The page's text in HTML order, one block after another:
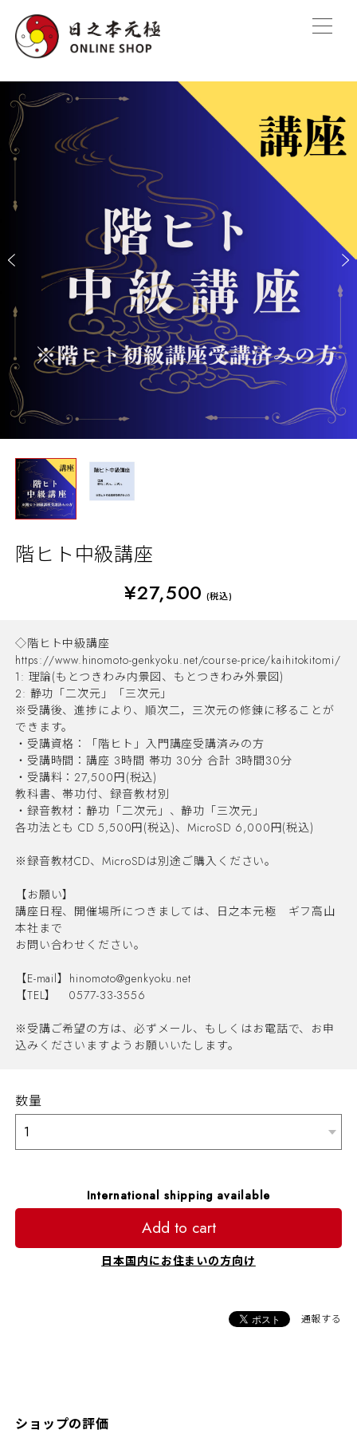
階ヒト中級講座
¥27,500 (税込)
◇階ヒト中級講座
https://www.hinomoto-genkyoku.net/course-price/kaihitokitomi/
1: 理論(もとつきわみ内景図、もとつきわみ外景図)
2: 静功「二次元」「三次元」
※受講後、進捗により、順次二，三次元の修錬に移ることが
できます。
・受講資格：「階ヒト」入門講座受講済みの方
・受講時間：講座 3時間 帯功 30分 合計 3時間30分
・受講料：27,500円(税込)
教科書、帯功付、録音教材別
・録音教材：静功「二次元」、静功「三次元」
各功法とも CD 5,500円(税込)、MicroSD 6,000円(税込)
※録音教材CD、MicroSDは別途ご購入ください。
【お願い】
講座日程、開催場所につきましては、日之本元極 ギフ高山
本社まで
お問い合わせください。
【E-mail】 hinomoto@genkyoku.net
【TEL】 0577-33-3556
※受講ご希望の方は、必ずメール、もしくはお電話で、お申
込みくださいますようお願いいたします。
数量
International shipping available
Add to cart
日本国内にお住まいの方向け
通報する
ショップの評価